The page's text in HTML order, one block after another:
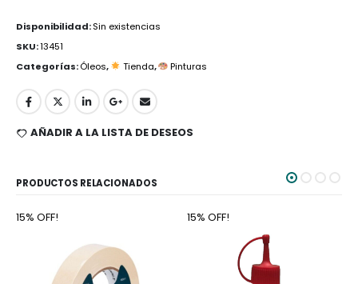
Disponibilidad:Sin existencias
SKU:13451
Categorías:Óleos, Tienda, Pinturas
AÑADIR A LA LISTA DE DESEOS
PRODUCTOS RELACIONADOS
15% OFF! 15% OFF!